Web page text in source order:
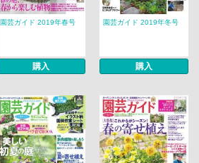
園芸ガイド 2019年春号
購入
園芸ガイド 2019年冬号
購入